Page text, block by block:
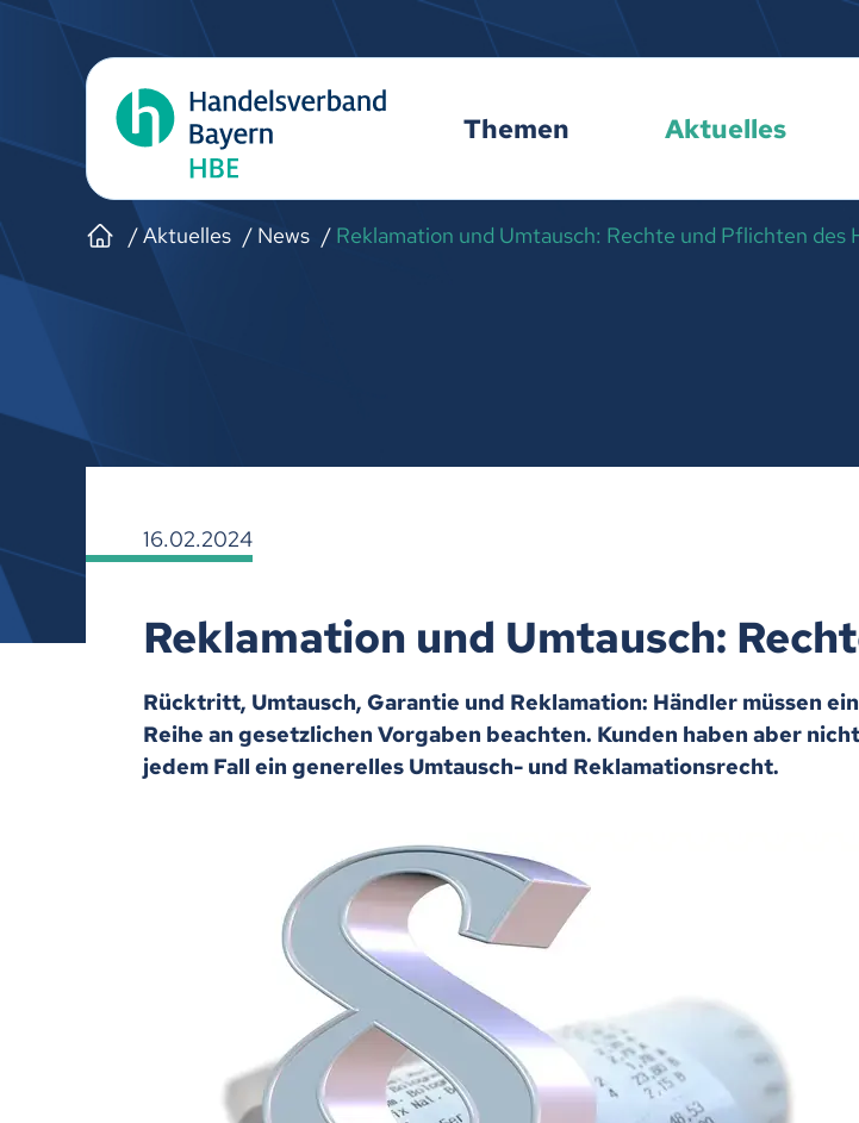
Themen Aktuelles
Aktuelles News Reklamation und Umtausch: Rechte und Pflichten des
16.02.2024
Reklamation und Umtausch:
Rücktritt, Umtausch, Garantie und Reklamation: Händler müssen
Reihe an gesetzlichen Vorgaben beachten. Kunden haben aber
jedem Fall ein generelles Umtausch- und Reklamationsrecht.